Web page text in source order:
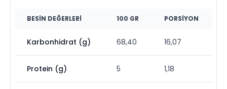
BESIN DEĞERLERI 100 GR PORSIYON
Karbonhidrat (g) 68,40 16,07
Protein (g) 5 1,18